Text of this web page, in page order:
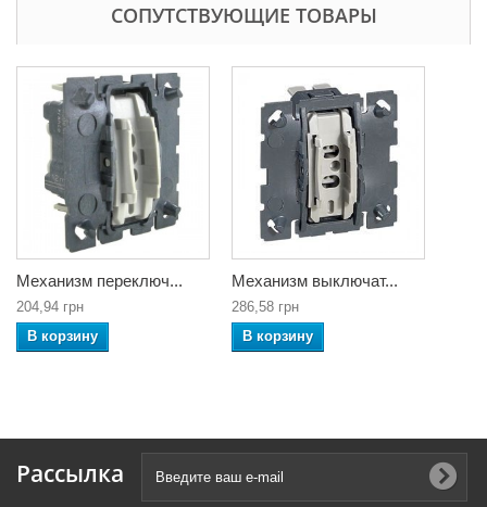
СОПУТСТВУЮЩИЕ ТОВАРЫ
Механизм переключ...
204,94 грн
В корзину
Механизм выключат...
286,58 грн
В корзину
Рассылка